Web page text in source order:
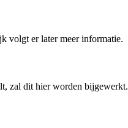
volgt er later meer informatie.
zal dit hier worden bijgewerkt.